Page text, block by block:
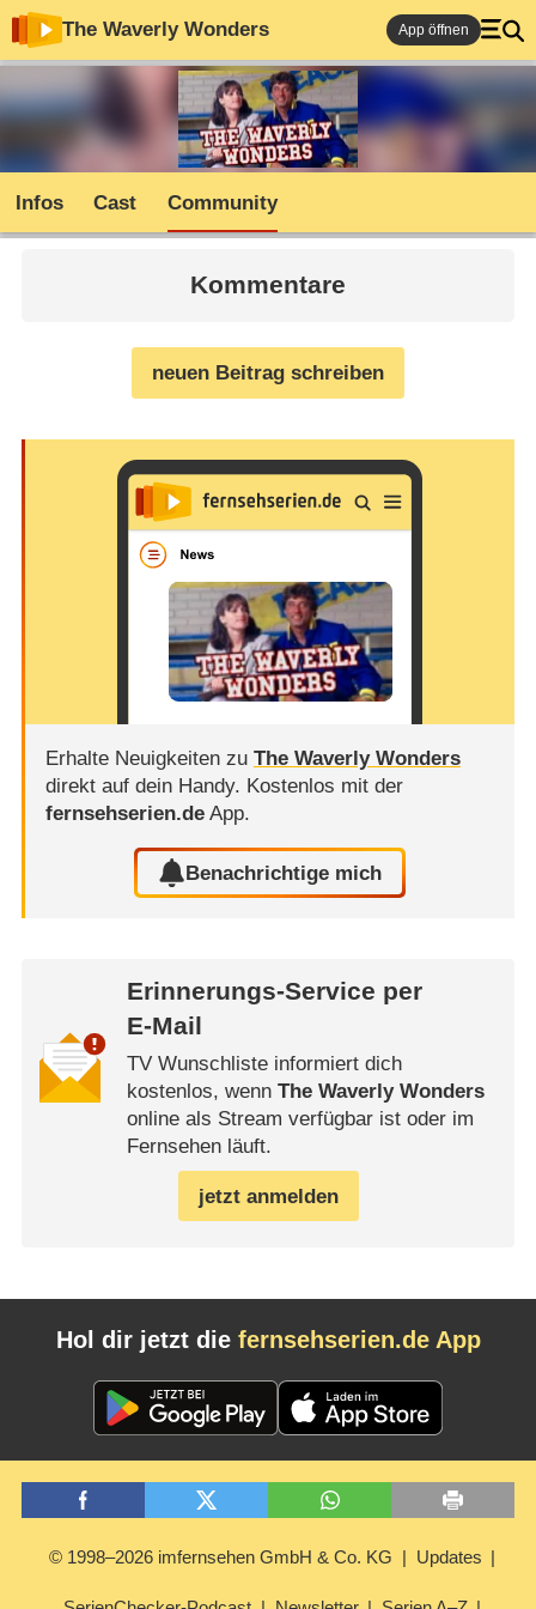
The Waverly Wonders App öffnen
Infos Cast Community
Kommentare
neuen Beitrag schreiben
Erhalte Neuigkeiten zu The Waverly Wonders
direkt auf dein Handy. Kostenlos mit der
fernsehserien.deApp.
Benachrichtige mich
Erinnerungs-Service per
E-Mail
TV Wunschliste informiert dich
kostenlos, wenn The Waverly Wonders
online als Stream verfügbar ist oder im
Fernsehen läuft.
jetzt anmelden
Hol dir jetzt die fernsehserien.de App
© 1998–2026 imfernsehen GmbH & Co. KG Updates